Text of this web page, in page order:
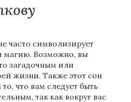
часто символизирует
магию. Возможно, вы
загадочным или
жизни. Также этот сон
что вам следует быть
так как вокруг вас